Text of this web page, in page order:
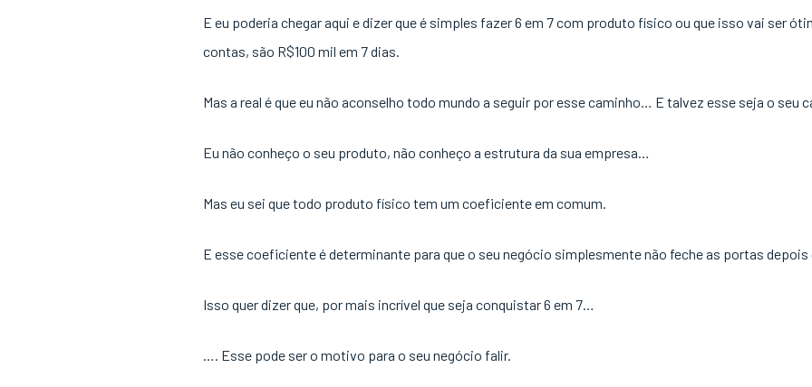
E eu poderia chegar aqui e dizer que é simples fazer 6 em 7 com produto físico ou que isso vai ser
contas, são R$100 mil em 7 dias.
Mas a real é que eu não aconselho todo mundo a seguir por esse caminho… E talvez esse seja o seu
Eu não conheço o seu produto, não conheço a estrutura da sua empresa…
Mas eu sei que todo produto físico tem um coeficiente em comum.
E esse coeficiente é determinante para que o seu negócio simplesmente não feche as portas depois
Isso quer dizer que, por mais incrível que seja conquistar 6 em 7…
…. Esse pode ser o motivo para o seu negócio falir.